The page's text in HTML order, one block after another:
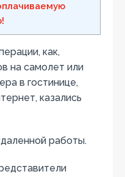
как,
на самолет или
в гостинице,
казались
работы.